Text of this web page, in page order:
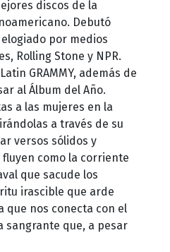
discos de la
Debutó
por medios
Rolling Stone y NPR.
GRAMMY, además de
al Álbum del Año.
a las mujeres en la
a través de su
versos sólidos y
como la corriente
que sacude los
irascible que arde
que nos conecta con el
sangrante que, a pesar